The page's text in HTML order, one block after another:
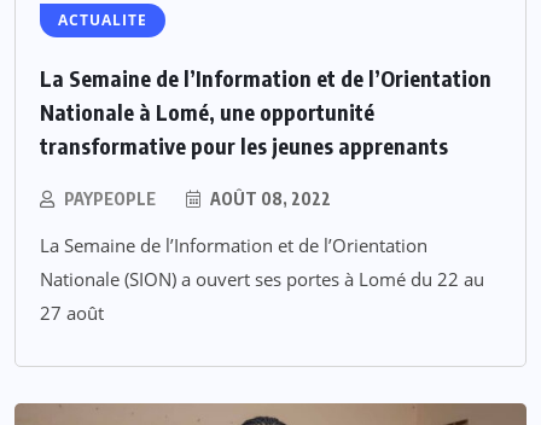
ACTUALITE
La Semaine de l’Information et de l’Orientation
Nationale à Lomé, une opportunité
transformative pour les jeunes apprenants
PAYPEOPLE AOÛT 08, 2022
La Semaine de l’Information et de l’Orientation
Nationale (SION) a ouvert ses portes à Lomé du 22 au
27 août